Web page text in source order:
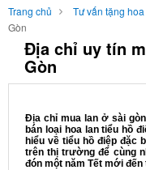
Trang chủ Tư vấn tặng hoa
Gòn
Địa chỉ uy tín
Gòn
Địa chỉ mua lan ở sài
bán loại hoa lan tiểu hồ
hiểu về tiểu hồ điệp đặc
trên thị trường để cùng
đón một năm Tết mới